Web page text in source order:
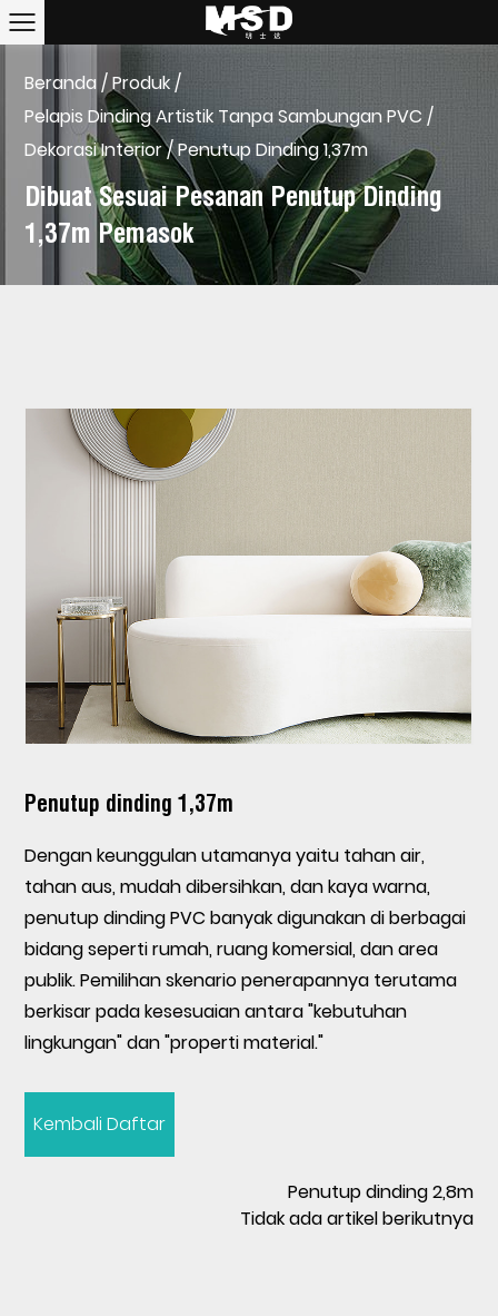
Beranda /Produk/
Pelapis Dinding Artistik Tanpa Sambungan PVC /
Dekorasi Interior/Penutup Dinding 1,37m
Dibuat Sesuai Pesanan Penutup Dinding
1,37m Pemasok
Penutup dinding 1,37m
Dengan keunggulan utamanya yaitu tahan air,
tahan aus, mudah dibersihkan, dan kaya warna,
penutup dinding PVC banyak digunakan di berbagai
bidang seperti rumah, ruang komersial, dan area
publik. Pemilihan skenario penerapannya terutama
berkisar pada kesesuaian antara "kebutuhan
lingkungan" dan "properti material."
Kembali Daftar
Penutup dinding 2,8m
Tidak ada artikel berikutnya